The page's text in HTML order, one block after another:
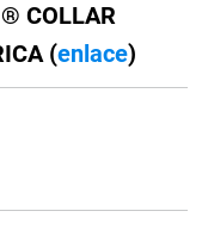
COLLAR
(enlace)